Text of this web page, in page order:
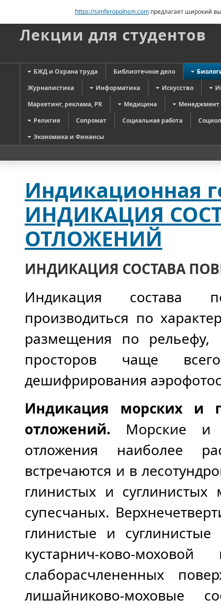
https://simferopolnsm.com предлагает широкий
Лекции для студентов
БЖД и Охрана труда Библиотечное дело
Журналистика
Информатика Искусство
Маркетинг, реклама, PR
Медицина
Менеджмент
Религия
Сопромат Социальная работа
Экономика и Финансы
Индикационная
ИНДИКАЦИЯ
ОТЛОЖЕНИЙ
ИНДИКАЦИЯ СОСТАВА
Индикация состава
производиться по
размещения по рельефу,
просторов чаще
дешифрирования
Индикация морских и
отложений. Морские и
отложения наиболее
встречаются и в
глинистых и
супесчаных.
глинистые и
кустарнич-ково-
слаборасчлененных
лишайниково-моховые